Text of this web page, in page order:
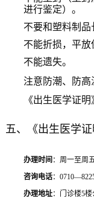
进行鉴定）。
不要和塑料制品
不能折损，平放
不能遗失。
注意防潮、防高
《出生医学证
五、《出生医学
办理时间 ：周一至周
咨询电话：
办理地址：门诊楼5